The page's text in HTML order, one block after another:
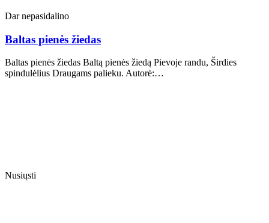
Dar nepasidalino
Baltas pienės žiedas
Baltas pienės žiedas Baltą pienės žiedą Pievoje randu, Širdies
spindulėlius Draugams palieku. Autorė:…
Nusiųsti